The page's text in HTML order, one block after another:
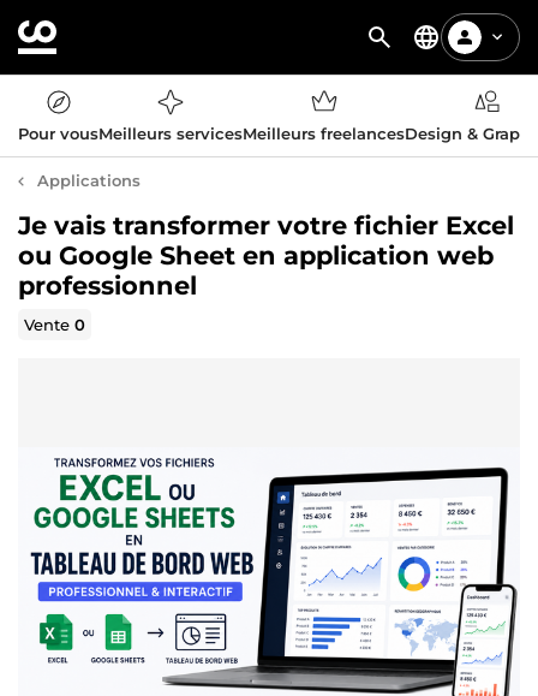
Pour vousMeilleurs servicesMeilleurs freelancesDesign &
Applications
Je vais transformer votre fichier Excel
ou Google Sheet en application web
professionnel
Vente0